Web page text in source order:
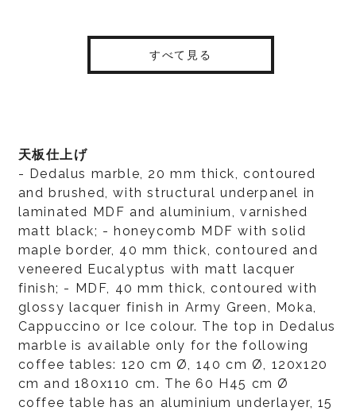
すべて見る
天板仕上げ
- Dedalus marble, 20 mm thick, contoured
and brushed, with structural underpanel in
laminated MDF and aluminium, varnished
matt black; - honeycomb MDF with solid
maple border, 40 mm thick, contoured and
veneered Eucalyptus with matt lacquer
finish; - MDF, 40 mm thick, contoured with
glossy lacquer finish in Army Green, Moka,
Cappuccino or Ice colour. The top in Dedalus
marble is available only for the following
coffee tables: 120 cm Ø, 140 cm Ø, 120x120
cm and 180x110 cm. The 60 H45 cm Ø
coffee table has an aluminium underlayer, 15